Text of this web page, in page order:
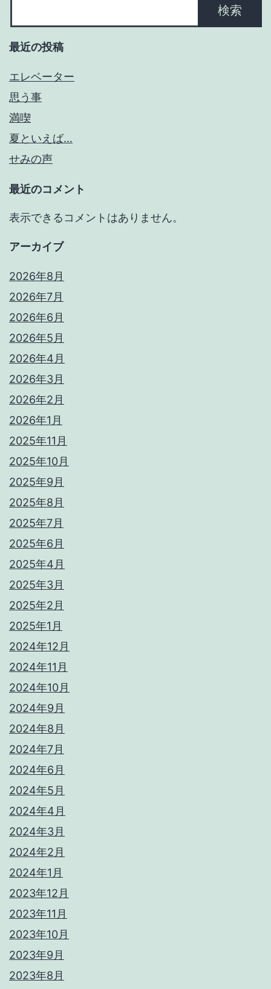
検索
最近の投稿
エレベーター
思う事
満喫
夏といえば…
せみの声
最近のコメント
表示できるコメントはありません。
アーカイブ
2026年8月
2026年7月
2026年6月
2026年5月
2026年4月
2026年3月
2026年2月
2026年1月
2025年11月
2025年10月
2025年9月
2025年8月
2025年7月
2025年6月
2025年4月
2025年3月
2025年2月
2025年1月
2024年12月
2024年11月
2024年10月
2024年9月
2024年8月
2024年7月
2024年6月
2024年5月
2024年4月
2024年3月
2024年2月
2024年1月
2023年12月
2023年11月
2023年10月
2023年9月
2023年8月